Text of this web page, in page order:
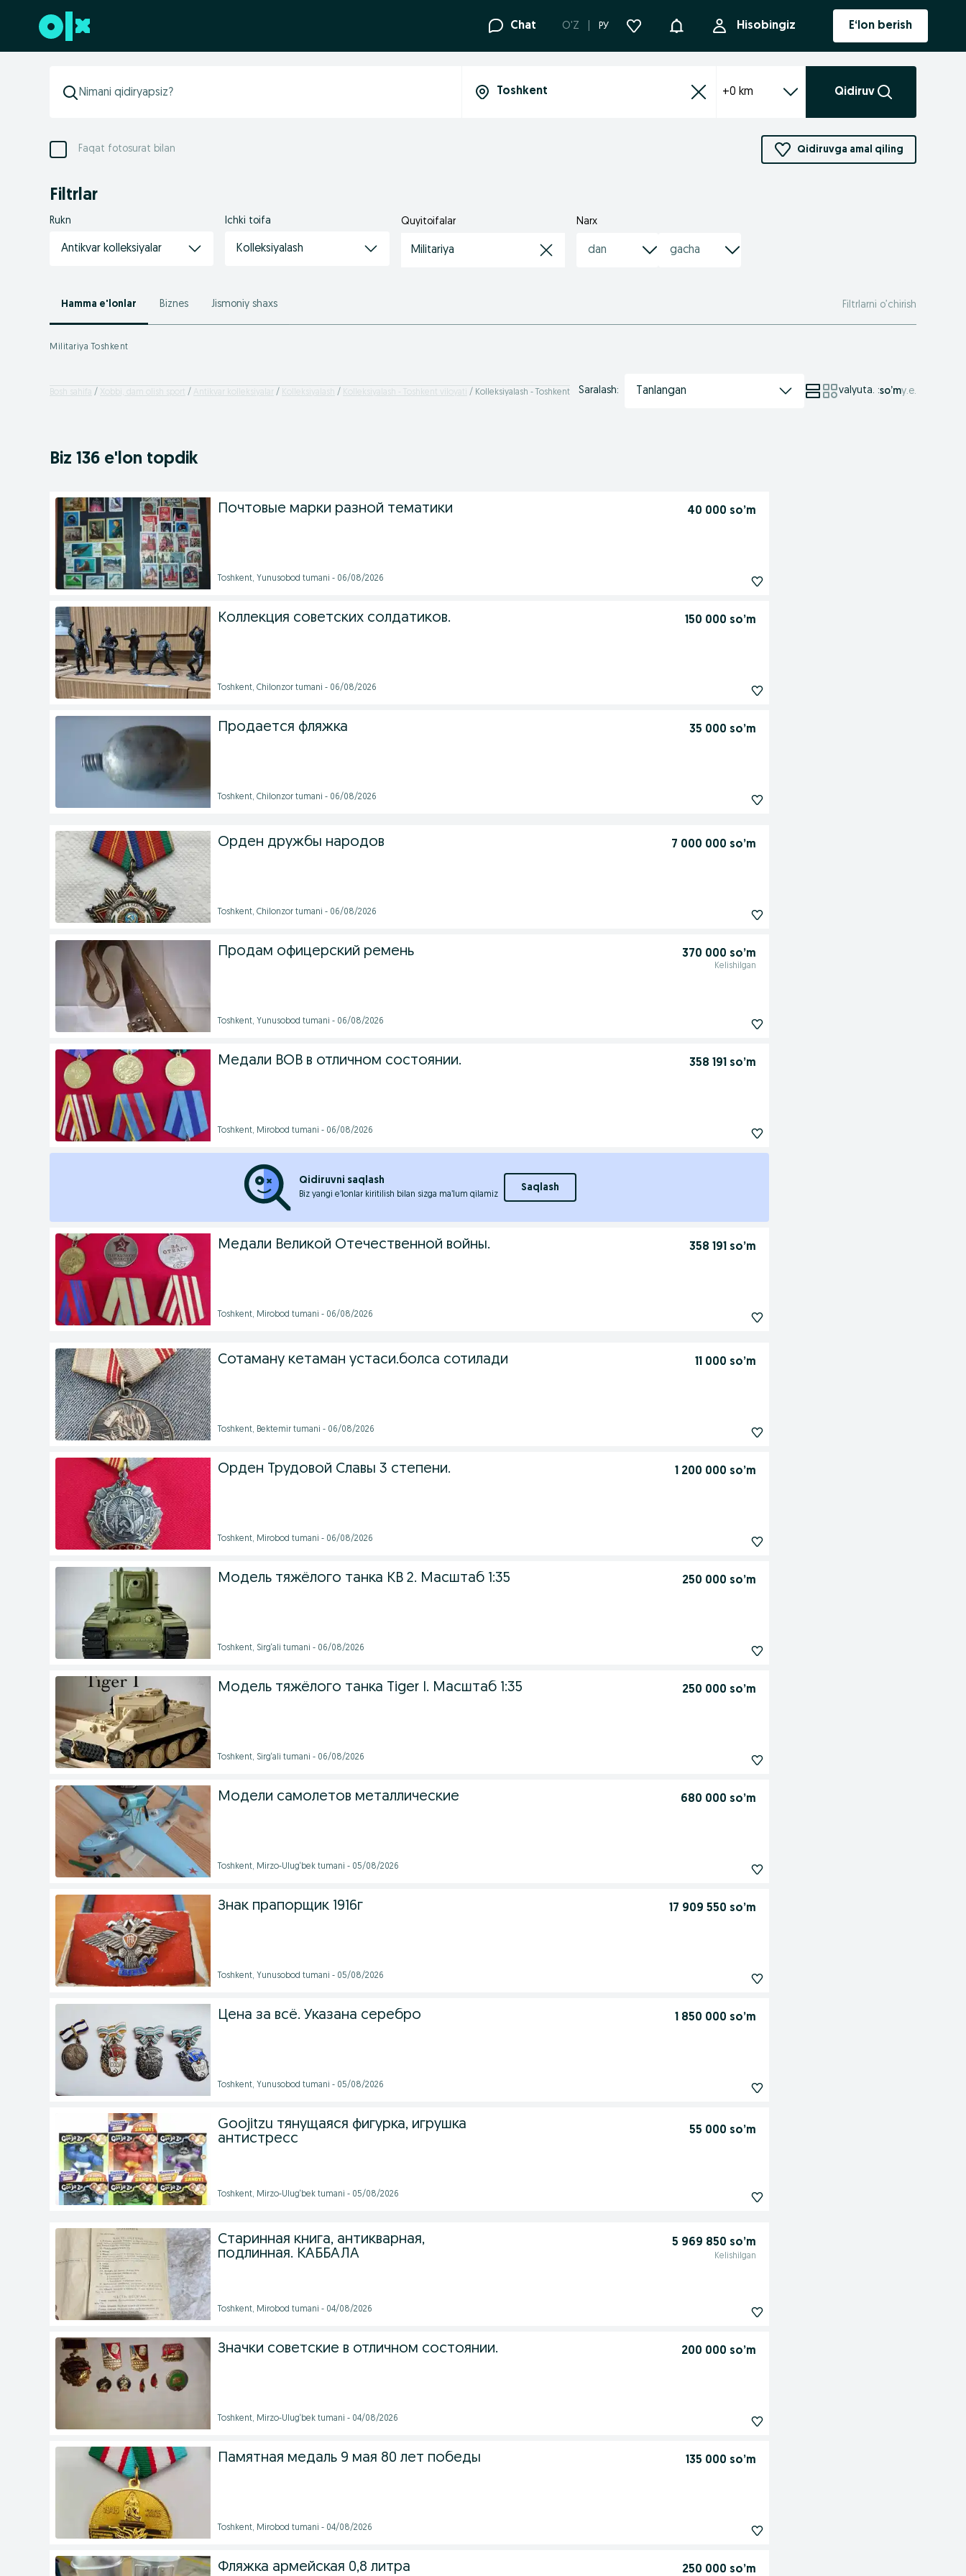
Futerga oʻtish Chat O'Z РУ Bildirishnoma Hisobingiz E‘lon berish
+0 km Qidiruv
Faqat fotosurat bilan Qidiruvga amal qiling
Filtrlar
Rukn
Antikvar kolleksiyalar
Ichki toifa
Kolleksiyalash
Quyitoifalar
Militariya
Narx
Hamma e'lonlar Biznes Jismoniy shaxs Filtrlarni o’chirish
Militariya Toshkent
Bosh sahifa Xobbi, dam olish sport Antikvar kolleksiyalar Kolleksiyalash Kolleksiyalash - Toshkent viloyati Kolleksiyalash - Toshkent Saralash: Tanlangan valyuta. :so’mу.е.
Biz 136 e'lon topdik
Почтовые марки разной тематики 40 000 so’m
Toshkent, Yunusobod tumani - 06/08/2026
Коллекция советских солдатиков. 150 000 so’m
Toshkent, Chilonzor tumani - 06/08/2026
Продается фляжка 35 000 so’m
Toshkent, Chilonzor tumani - 06/08/2026
Орден дружбы народов 7 000 000 so’m
Toshkent, Chilonzor tumani - 06/08/2026
Продам офицерский ремень 370 000 so’m
Kelishilgan
Toshkent, Yunusobod tumani - 06/08/2026
Медали ВОВ в отличном состоянии. 358 191 so’m
Toshkent, Mirobod tumani - 06/08/2026
Qidiruvni saqlash
Biz yangi e’lonlar kiritilish bilan sizga ma’lum qilamiz
Saqlash
Медали Великой Отечественной войны. 358 191 so’m
Toshkent, Mirobod tumani - 06/08/2026
Сотаману кетаман устаси.болса сотилади 11 000 so’m
Toshkent, Bektemir tumani - 06/08/2026
Орден Трудовой Славы 3 степени. 1 200 000 so’m
Toshkent, Mirobod tumani - 06/08/2026
Модель тяжёлого танка КВ 2. Масштаб 1:35 250 000 so’m
Toshkent, Sirg‘ali tumani - 06/08/2026
Модель тяжёлого танка Tiger I. Масштаб 1:35 250 000 so’m
Toshkent, Sirg‘ali tumani - 06/08/2026
Модели самолетов металлические 680 000 so’m
Toshkent, Mirzo-Ulug‘bek tumani - 05/08/2026
Знак прапорщик 1916г 17 909 550 so’m
Toshkent, Yunusobod tumani - 05/08/2026
Цена за всё. Указана серебро 1 850 000 so’m
Toshkent, Yunusobod tumani - 05/08/2026
Goojitzu тянущаяся фигурка, игрушка
антистресс
55 000 so’m
Toshkent, Mirzo-Ulug‘bek tumani - 05/08/2026
Старинная книга, антикварная,
подлинная. КАББАЛА
5 969 850 so’m
Kelishilgan
Toshkent, Mirobod tumani - 04/08/2026
Значки советские в отличном состоянии. 200 000 so’m
Toshkent, Mirzo-Ulug‘bek tumani - 04/08/2026
Памятная медаль 9 мая 80 лет победы 135 000 so’m
Toshkent, Mirobod tumani - 04/08/2026
Фляжка армейская 0,8 литра 250 000 so’m